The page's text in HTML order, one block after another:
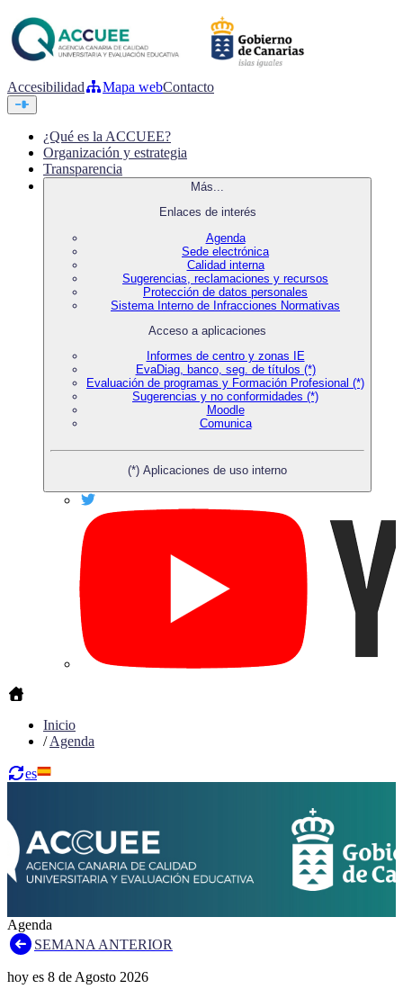
Accesibilidad Mapa webContacto
¿Qué es la ACCUEE?
Organización y estrategia
Transparencia
Más...
Enlaces de interés
Agenda
Sede electrónica
Calidad interna
Sugerencias, reclamaciones y recursos
Protección de datos personales
Sistema Interno de Infracciones Normativas
Acceso a aplicaciones
Informes de centro y zonas IE
EvaDiag, banco, seg. de títulos (*)
Evaluación de programas y Formación Profesional (*)
Sugerencias y no conformidades (*)
Moodle
Comunica
(*) Aplicaciones de uso interno
Inicio
/Agenda
es
Agenda
SEMANA ANTERIOR
hoy es 8 de Agosto 2026